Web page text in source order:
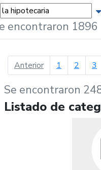
encontraron 1896
Anteriorpágina anterior
1 2 3
Se encontraron
Listado de